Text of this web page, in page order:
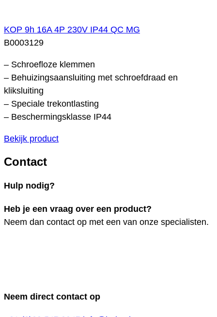
KOP 9h 16A 4P 230V IP44 QC MG
B0003129
– Schroefloze klemmen
– Behuizingsaansluiting met schroefdraad en
kliksluiting
– Speciale trekontlasting
– Beschermingsklasse IP44
Bekijk product
Contact
Hulp nodig?
Heb je een vraag over een product?
Neem dan contact op met een van onze specialisten.
Neem direct contact op